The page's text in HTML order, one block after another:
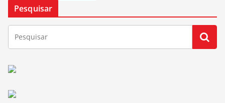
Pesquisar